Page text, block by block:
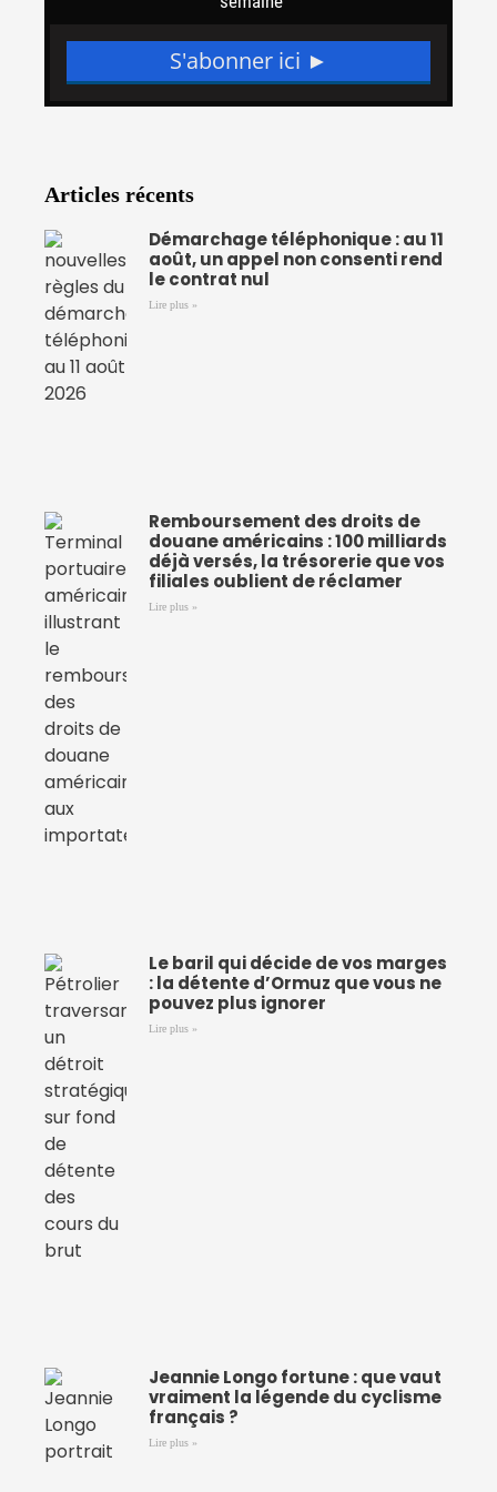
Articles récents
Démarchage téléphonique : au 11
août, un appel non consenti rend
le contrat nul
Lire plus »
Remboursement des droits de
douane américains : 100 milliards
déjà versés, la trésorerie que vos
filiales oublient de réclamer
Lire plus »
Le baril qui décide de vos marges
: la détente d’Ormuz que vous ne
pouvez plus ignorer
Lire plus »
Jeannie Longo fortune : que vaut
vraiment la légende du cyclisme
français ?
Lire plus »